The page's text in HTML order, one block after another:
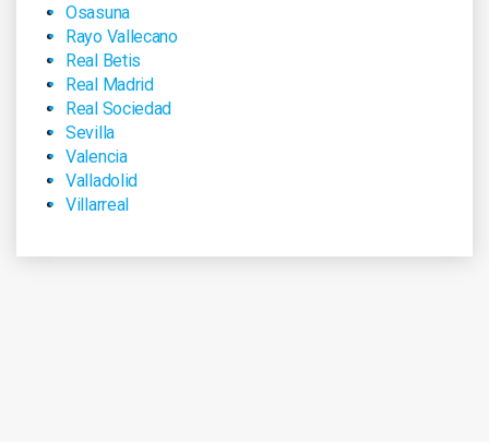
Osasuna
Rayo Vallecano
Real Betis
Real Madrid
Real Sociedad
Sevilla
Valencia
Valladolid
Villarreal